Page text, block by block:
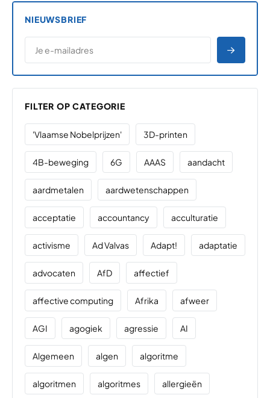
NIEUWSBRIEF
E-MAILADRES
*
FILTER OP CATEGORIE
'Vlaamse Nobelprijzen' 3D-printen
4B-beweging 6G AAAS aandacht
aardmetalen aardwetenschappen
acceptatie accountancy acculturatie
activisme Ad Valvas Adapt! adaptatie
advocaten AfD affectief
affective computing Afrika afweer
AGI agogiek agressie AI
Algemeen algen algoritme
algoritmen algoritmes allergieën